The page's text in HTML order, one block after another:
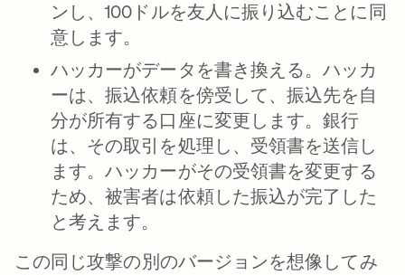
ンし、100ドルを友人に振り込むことに同
意します。
ハッカーがデータを書き換える。ハッカ
ーは、振込依頼を傍受して、振込先を自
分が所有する口座に変更します。銀行
は、その取引を処理し、受領書を送信し
ます。ハッカーがその受領書を変更する
ため、被害者は依頼した振込が完了した
と考えます。
この同じ攻撃の別のバージョンを想像してみ